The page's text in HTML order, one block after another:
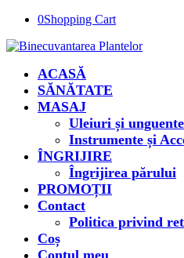
0Shopping Cart
ACASĂ
SĂNĂTATE
MASAJ
Uleiuri și unguente
Instrumente și
ÎNGRIJIRE
Îngrijirea părului
PROMOȚII
Contact
Politica privind
Coș
Contul meu